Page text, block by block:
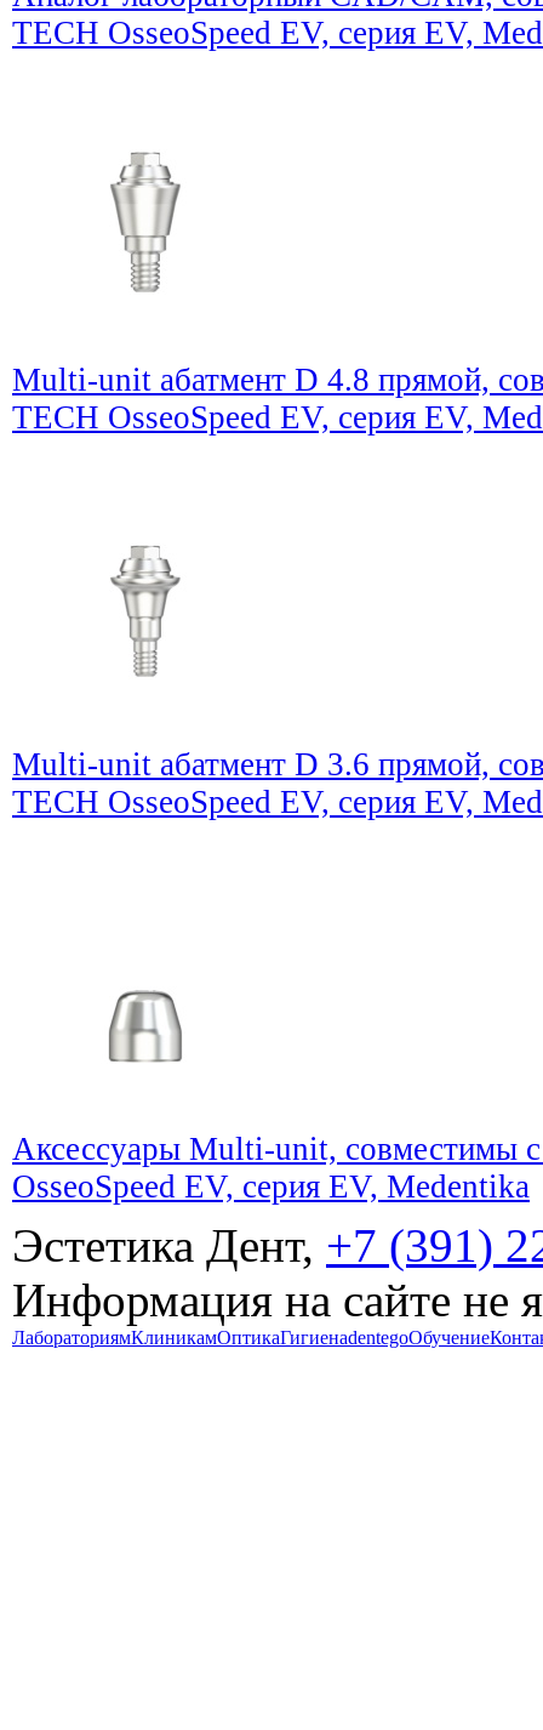
TECH OsseoSpeed EV, серия EV,
Multi-unit абатмент D 4.8 прямой,
TECH OsseoSpeed EV, серия EV,
Multi-unit абатмент D 3.6 прямой,
TECH OsseoSpeed EV, серия EV,
Аксессуары Multi-unit, совместимы
OsseoSpeed EV, серия EV, Medentika
Эстетика Дент, +7 (391)
Информация на сайте не
ЛабораториямКлиникамОптикаГигиенаdentegoОбучение